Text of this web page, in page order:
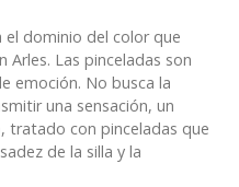
dominio del color que
Arles. Las pinceladas son
emoción. No busca la
una sensación, un
tratado con pinceladas que
de la silla y la